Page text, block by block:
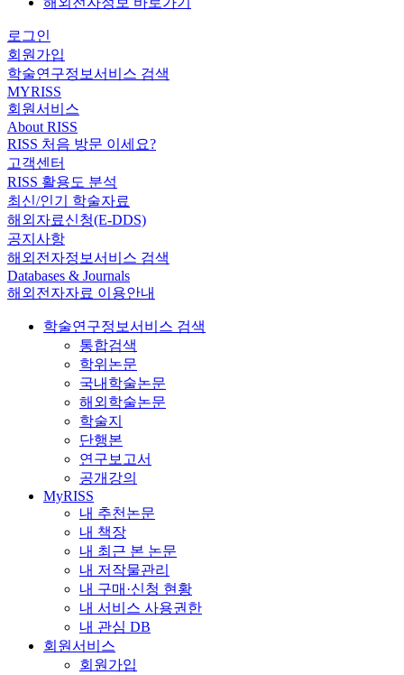
로그인
회원가입
학술연구정보서비스 검색
MYRISS
회원서비스
About RISS
RISS 처음 방문 이세요?
고객센터
RISS 활용도 분석
최신/인기 학술자료
해외자료신청(E-DDS)
공지사항
해외전자정보서비스 검색
Databases & Journals
해외전자자료 이용안내
학술연구정보서비스 검색
통합검색
학위논문
국내학술논문
해외학술논문
학술지
단행본
연구보고서
공개강의
MyRISS
내 추천논문
내 책장
내 최근 본 논문
내 저작물관리
내 구매·신청 현황
내 서비스 사용권한
내 관심 DB
회원서비스
회원가입